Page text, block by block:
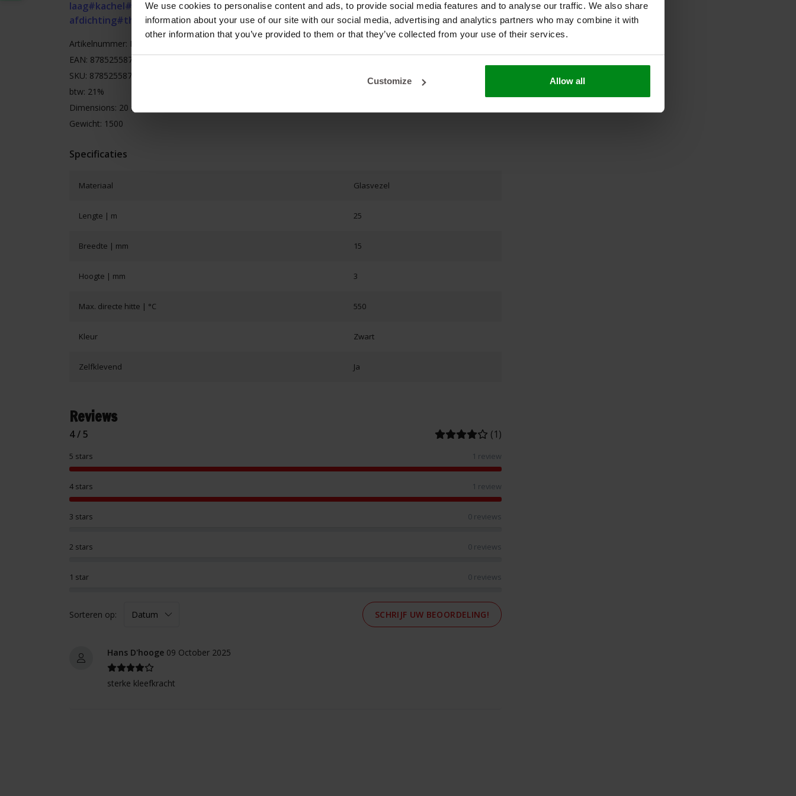
We use cookies to personalise content and ads, to provide social media features and to analyse our traffic. We also share
information about your use of our site with our social media, advertising and analytics partners who may combine it with
other information that you’ve provided to them or that they’ve collected from your use of their services.
Customize Allow all
laag#kachel#kachelband#kachelkoord#kachelkoord plat#kachellint#koord#oven
afdichting#thermische afdichting
Artikelnummer: HSSEAL15.3.25
EAN: 8785255870401
SKU: 8785255870401
btw: 21%
Dimensions: 20 x 20 x 3
Gewicht: 1500
Specificaties
Materiaal Glasvezel
Lengte | m 25
Breedte | mm 15
Hoogte | mm 3
Max. directe hitte | °C 550
Kleur Zwart
Zelfklevend Ja
Reviews
4 / 5 (1)
1 star 0 reviews
2 stars 0 reviews
3 stars 0 reviews
4 stars 1 review
5 stars 1 review
Sorteren op: SCHRIJF UW BEOORDELING!
Hans D'hooge 09 October 2025
sterke kleefkracht